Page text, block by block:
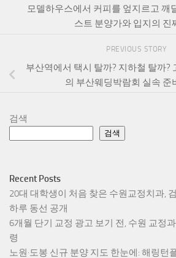
모델하우스에서 커피를 엎지르고 깨
스트 분양가와 입지의 진
PREVIOUS STORY
부산역에서 택시 탈까? 지하철 탈까?
의 부산웨딩박람회 실속 준
검색
검색
Recent Posts
20대 대학생이 처음 찾은 수원교정치과,
하루 동선 공개
6개월 단기 교정 광고 보기 전, 수원 교정
령
노원·도봉 신규 분양 지도 한눈에: 해링턴